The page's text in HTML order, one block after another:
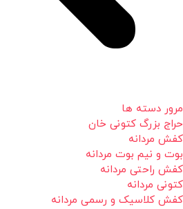
مرور دسته ها
حراج بزرگ کتونی خان
کفش مردانه
بوت و نیم بوت مردانه
کفش راحتی مردانه
کتونی مردانه
کفش کلاسیک و رسمی مردانه